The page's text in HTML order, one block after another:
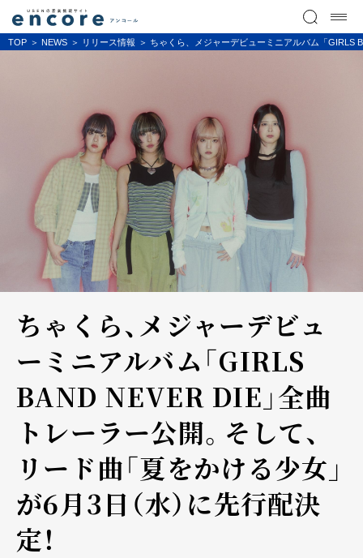
TOP NEWS リリース情報 ちゃくら、メジャーデビューミニアルバム「GIRLS
ちゃくら、メジャーデビュ
ーミニアルバム「GIRLS
BAND NEVER DIE」全曲
トレーラー公開。そして、
リード曲「夏をかける少女」
が6月3日（水）に先行配決
定！